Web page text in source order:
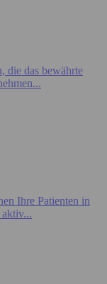
die das bewährte
Ihre Patienten in